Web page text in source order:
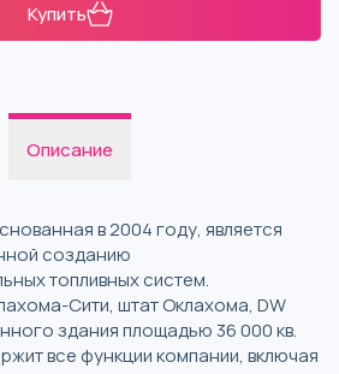
Купить
Описание
в 2004 году, является
созданию
топливных систем.
Сити, штат Оклахома, DW
здания площадью 36 000 кв.
все функции компании, включая